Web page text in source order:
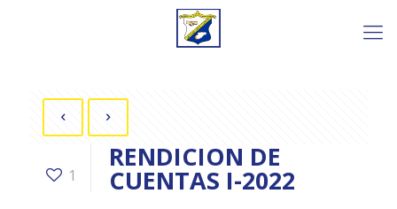
1
RENDICION DE
CUENTAS I-2022